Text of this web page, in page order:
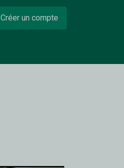
Créer un compte